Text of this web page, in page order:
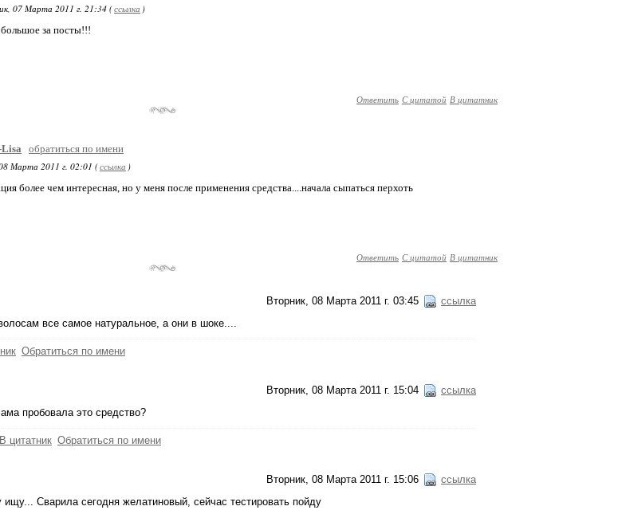
07 Марта 2011 г. 21:34 (ссылка )
за посты!!!
Ответить С цитатой В цитатник
Lisa
обратиться по имени
Марта 2011 г. 02:01 (ссылка )
более чем интересная, но у меня после применения средства....начала сыпаться перхоть
Ответить С цитатой В цитатник
Вторник, 08 Марта 2011 г. 03:45 ссылка
все самое натуральное, а они в шоке....
Обратиться по имени
Вторник, 08 Марта 2011 г. 15:04 ссылка
пробовала это средство?
В цитатник Обратиться по имени
Вторник, 08 Марта 2011 г. 15:06 ссылка
Сварила сегодня желатиновый, сейчас тестировать пойду